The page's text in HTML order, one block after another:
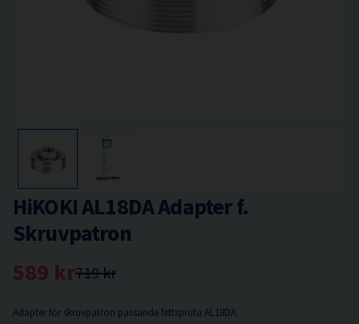
HiKOKI AL18DA Adapter f.
Skruvpatron
719 kr
589 kr
Adapter för skruvpatron passande fettspruta AL18DA.